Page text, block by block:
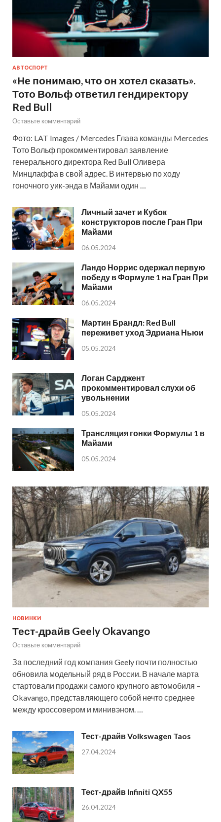
АВТОСПОРТ
«Не понимаю, что он хотел сказать».
Тото Вольф ответил гендиректору
Red Bull
Оставьте комментарий
Фото: LAT Images / Mercedes Глава команды Mercedes
Тото Вольф прокомментировал заявление
генерального директора Red Bull Оливера
Минцлаффа в свой адрес. В интервью по ходу
гоночного уик-энда в Майами один …
Личный зачет и Кубок
конструкторов после Гран При
Майами
06.05.2024
Ландо Норрис одержал первую
победу в Формуле 1 на Гран При
Майами
06.05.2024
Мартин Брандл: Red Bull
переживет уход Эдриана Ньюи
05.05.2024
Логан Сарджент
прокомментировал слухи об
увольнении
05.05.2024
Трансляция гонки Формулы 1 в
Майами
05.05.2024
НОВИНКИ
Тест-драйв Geely Okavango
Оставьте комментарий
За последний год компания Geely почти полностью
обновила модельный ряд в России. В начале марта
стартовали продажи самого крупного автомобиля –
Okavango, представляющего собой нечто среднее
между кроссовером и минивэном. …
Тест-драйв Volkswagen Taos
27.04.2024
Тест-драйв Infiniti QX55
26.04.2024